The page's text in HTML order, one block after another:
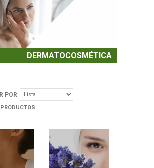
DERMATOCOSMÉTICA
POR